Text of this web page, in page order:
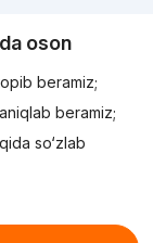
oson
beramiz;
beramiz;
so‘zlab